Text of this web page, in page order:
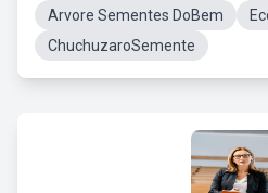
Arvore Sementes DoBem
ChuchuzaroSemente